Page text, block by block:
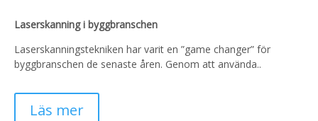
Laserskanning i byggbranschen
Laserskanningstekniken har varit en ”game changer” för
byggbranschen de senaste åren. Genom att använda..
Läs mer